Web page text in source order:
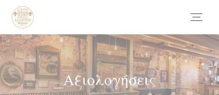
Πίνακας διαχείρισης "Μπισκότων" (Cookies)
Αξιολογήσεις